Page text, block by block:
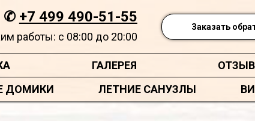
✆ +7 499 490-51-55
работы: с 08:00 до 20:00
Заказать
ГАЛЕРЕЯ
ДОМИКИ ЛЕТНИЕ САНУЗЛЫ